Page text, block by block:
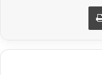
طباعة